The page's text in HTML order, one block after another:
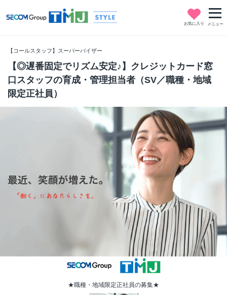
お気に入り メニュー
【コールスタッフ】スーパーバイザー
【◎遅番固定でリズム安定♪】クレジットカード窓
口スタッフの育成・管理担当者（SV／職種・地域
限定正社員）
★職種・地域限定正社員の募集★